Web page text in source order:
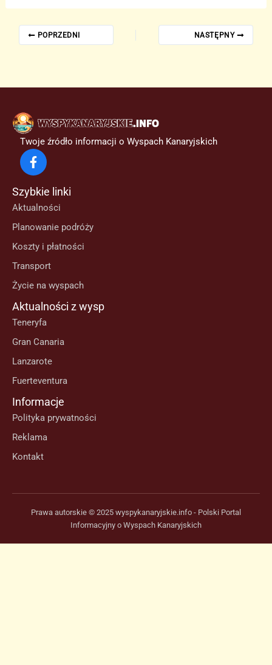
POPRZEDNI NASTĘPNY
Twoje źródło informacji o Wyspach Kanaryjskich
Szybkie linki
Aktualności
Planowanie podróży
Koszty i płatności
Transport
Życie na wyspach
Aktualności z wysp
Teneryfa
Gran Canaria
Lanzarote
Fuerteventura
Informacje
Polityka prywatności
Reklama
Kontakt
Prawa autorskie © 2025 wyspykanaryjskie.info - Polski Portal
Informacyjny o Wyspach Kanaryjskich